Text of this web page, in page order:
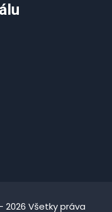
2026 Všetky práva